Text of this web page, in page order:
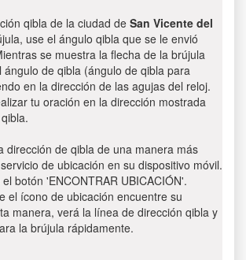
qibla de la ciudad de San Vicente del
use el ángulo qibla que se le envió
se muestra la flecha de la brújula
ángulo de qibla (ángulo de qibla para
en la dirección de las agujas del reloj.
tu oración en la dirección mostrada
dirección de qibla de una manera más
de ubicación en su dispositivo móvil.
botón 'ENCONTRAR UBICACIÓN'.
el ícono de ubicación encuentre su
manera, verá la línea de dirección qibla y
la brújula rápidamente.